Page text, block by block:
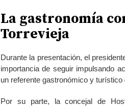
La gastronomía
Torrevieja
Durante la presentación, el
importancia de seguir impulsando
un referente gastronómico y turístico
Por su parte, la concejal de